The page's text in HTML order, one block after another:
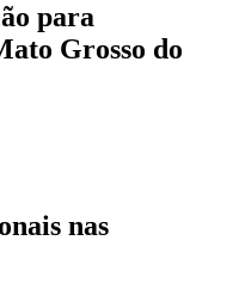
para
Grosso do
nas